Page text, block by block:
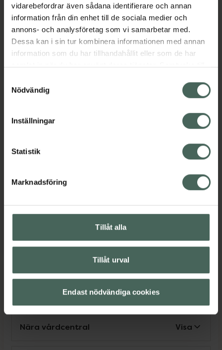
vidarebefordrar även sådana identifierare och annan
information från din enhet till de sociala medier och
annons- och analysföretag som vi samarbetar med.
Dessa kan i sin tur kombinera informationen med annan
information som du har tillhandahållit eller som de har
samlat in när du har använt deras tjänster. Samtycke till
återkalla ditt samtycke via webbplatsens
cookieinställningar. Ett återkallat samtycke påverkar inte
lagligheten av behandling som skett innan återkallelsen.
Nödvändig
Inställningar
Statistik
Marknadsföring
Tillåt alla
Tillåt urval
Endast nödvändiga cookies
Fredag 08:00 -19:00
Lördag 10:00 - 16:00
Engelska
Kurdiska
Rumänska
Tänk på att personen som pratar ett visst språk inte
finns på apoteket alla dagar, så vissa avvikelser kan
förekomma. Kontakta oss gärna om du har frågor.
Service
Nära vårdcentral Visa